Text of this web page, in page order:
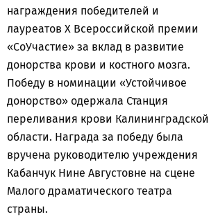
награждения победителей и
лауреатов X Всероссийской премии
«СоУчастие» за вклад в развитие
донорства крови и костного мозга.
Победу в номинации «Устойчивое
донорство» одержала Станция
переливания крови Калининградской
области. Награда за победу была
вручена руководителю учреждения
Кабанчук Нине Августовне на сцене
Малого драматического театра
страны.